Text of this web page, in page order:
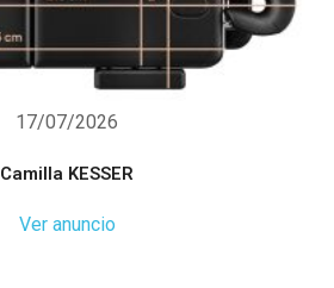
17/07/2026
Camilla KESSER
Ver anuncio